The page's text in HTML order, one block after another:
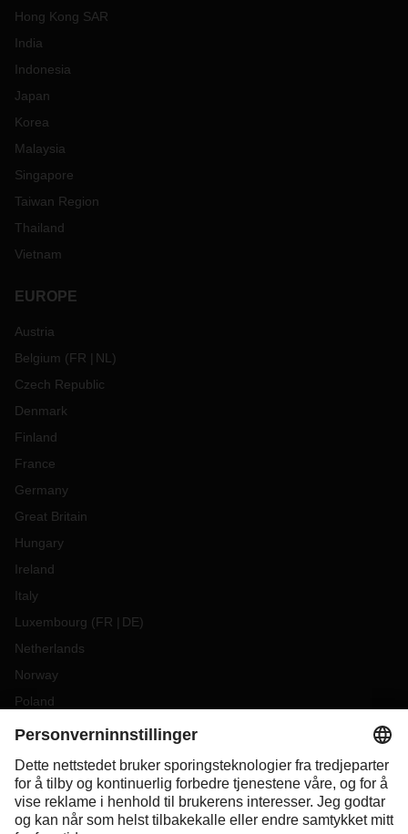
Hong Kong SAR
India
Indonesia
Japan
Korea
Malaysia
Singapore
Taiwan Region
Thailand
Vietnam
EUROPE
Austria
Belgium (FR NL )
Czech Republic
Denmark
Finland
France
Germany
Great Britain
Hungary
Ireland
Italy
Luxembourg (FR DE)
Netherlands
Norway
Poland
Portugal
Slovakia
Spain